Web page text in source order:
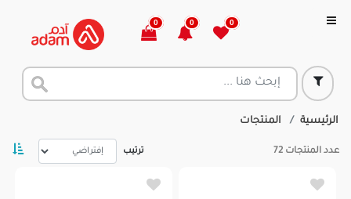
0
0
0
الرئيسية المنتجات
عدد المنتجات 72 ترتيب